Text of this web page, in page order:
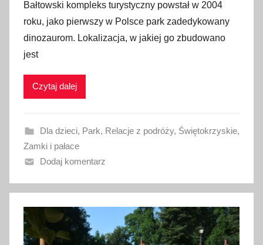
u
b
l
i
w
n
o
1
m
a
j
a
Bałtowski kompleks turystyczny powstał w 2004
roku, jako pierwszy w Polsce park zadedykowany
dinozaurom. Lokalizacja, w jakiej go zbudowano
jest
Czytaj dalej
Dla dzieci, Park, Relacje z podróży, Świętokrzyskie,
Zamki i pałace
Dodaj komentarz